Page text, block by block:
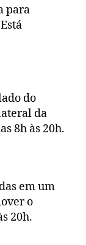
para
do
da
8h às 20h.
em um
o
20h.